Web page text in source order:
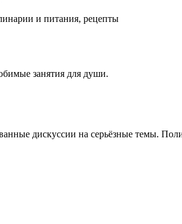
и питания, рецепты
занятия для души.
дискуссии на серьёзные темы.